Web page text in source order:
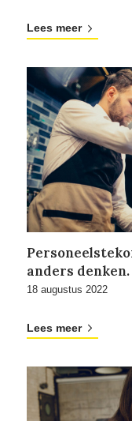
Lees meer
anders denken.
18 augustus 2022
Lees meer